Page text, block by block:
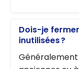
Dois-je
inutilisées ?